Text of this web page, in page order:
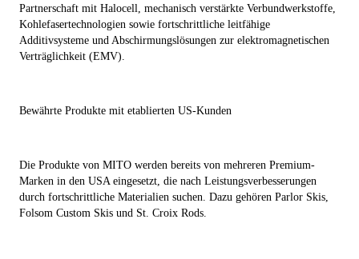
Partnerschaft mit Halocell, mechanisch verstärkte Verbundwerkstoffe,
Kohlefasertechnologien sowie fortschrittliche leitfähige
Additivsysteme und Abschirmungslösungen zur elektromagnetischen
Verträglichkeit (EMV).
Bewährte Produkte mit etablierten US-Kunden
Die Produkte von MITO werden bereits von mehreren Premium-
Marken in den USA eingesetzt, die nach Leistungsverbesserungen
durch fortschrittliche Materialien suchen. Dazu gehören Parlor Skis,
Folsom Custom Skis und St. Croix Rods.